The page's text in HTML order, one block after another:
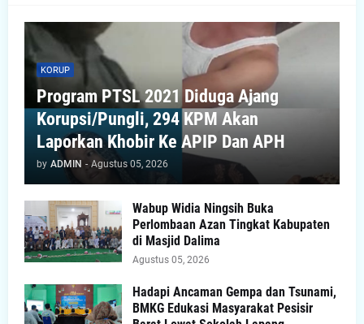
KORUP
Program PTSL 2021 Diduga Ajang
Korupsi/Pungli, 294 KPM Akan
Laporkan Khobir Ke APIP Dan APH
by ADMIN - Agustus 05, 2026
Wabup Widia Ningsih Buka
Perlombaan Azan Tingkat Kabupaten
di Masjid Dalima
Agustus 05, 2026
Hadapi Ancaman Gempa dan Tsunami,
BMKG Edukasi Masyarakat Pesisir